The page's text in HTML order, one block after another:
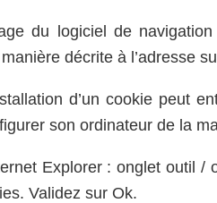
du logiciel de
décrite à l’adresse
d’un cookie peut
son ordinateur de la
Explorer : onglet outil /
Validez sur Ok.